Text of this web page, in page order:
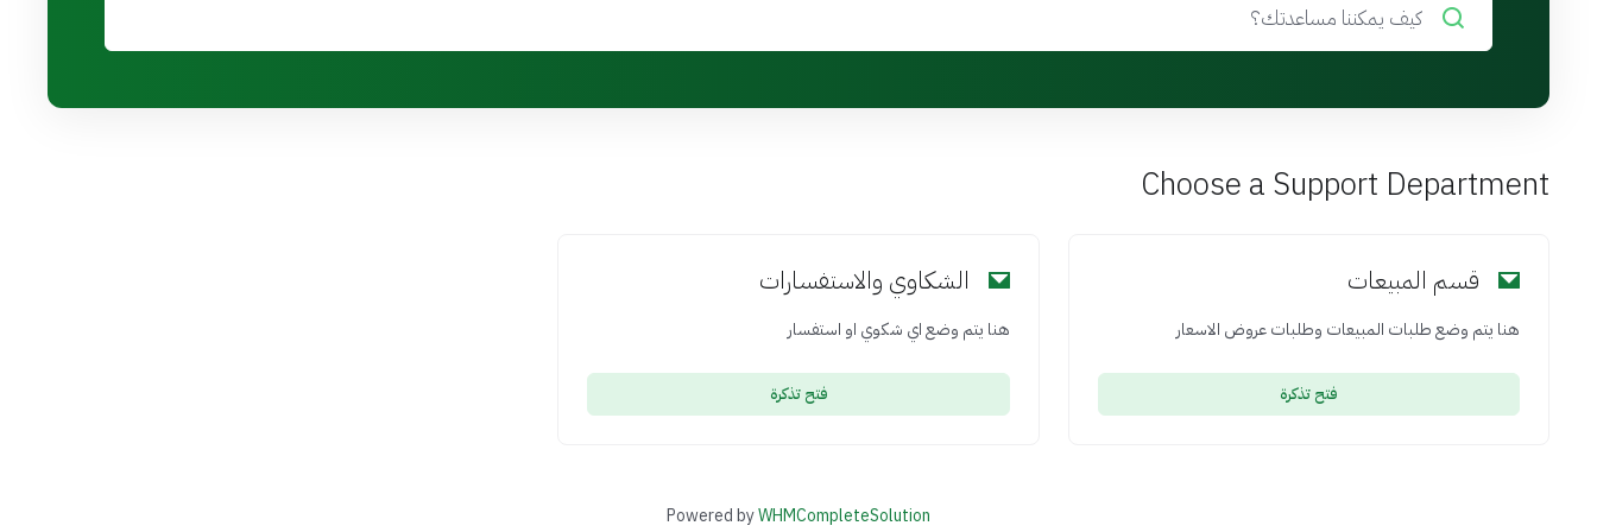
Choose a Support Department
قسم المبيعات
هنا يتم وضع طلبات المبيعات وطلبات عروض الاسعار
فتح تذكرة
الشكاوي والاستفسارات
هنا يتم وضع اي شكوي او استفسار
فتح تذكرة
Powered byWHMCompleteSolution